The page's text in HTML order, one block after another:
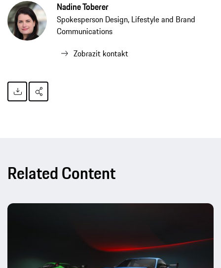
Nadine Toberer
Spokesperson Design, Lifestyle and Brand
Communications
Zobrazit kontakt
Related Content